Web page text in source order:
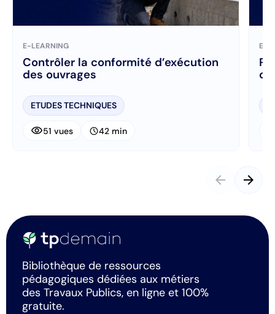
E-LEARNING
Contrôler la conformité d’exécution
des ouvrages
ETUDES TECHNIQUES
visibility51 vues schedule42 min
E-
arrow_back arrow_forward
Bibliothèque de ressources
pédagogiques dédiées aux métiers
des Travaux Publics, en ligne et 100%
gratuite.